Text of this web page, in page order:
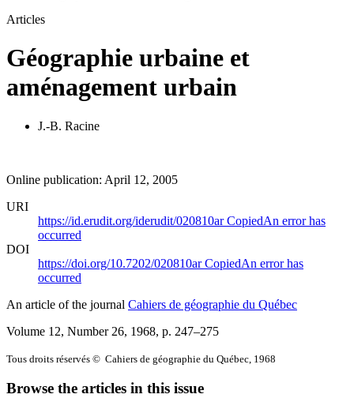
Articles
Géographie urbaine et
aménagement urbain
J.-B. Racine
Online publication: April 12, 2005
URI
https://id.erudit.org/iderudit/020810arCopiedAn error has
occurred
DOI
https://doi.org/10.7202/020810arCopiedAn error has
occurred
An article of the journal Cahiers de géographie du Québec
Volume 12, Number 26, 1968, p. 247–275
Tous droits réservés © Cahiers de géographie du Québec, 1968
Browse the articles in this issue